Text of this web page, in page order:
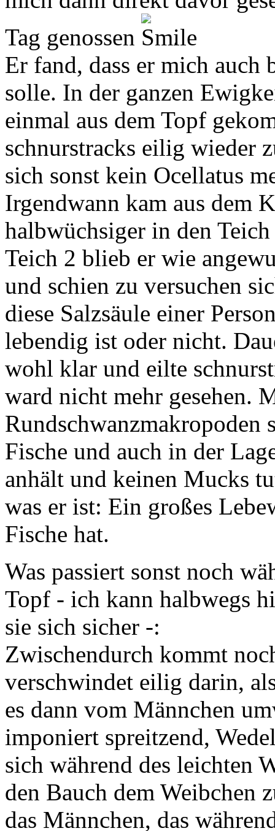
Tag genossen
.
Er fand, dass er mich auch
solle. In der ganzen
einmal aus dem Topf
schnurstracks eilig wieder
sich sonst kein Ocellatus
Irgendwann kam aus dem
halbwüchsiger in den
Teich 2 blieb er wie
und schien zu versuchen
diese Salzsäule einer
lebendig ist oder nicht.
wohl klar und eilte
ward nicht mehr gesehen.
Rundschwanzmakropoden
Fische und auch in der
anhält und keinen Mucks
was er ist: Ein großes
Fische hat.
Was passiert sonst noch
Topf - ich kann halbwegs
sie sich sicher -:
Zwischendurch kommt
verschwindet eilig darin,
es dann vom Männchen
imponiert spreitzend,
sich während des leichten
den Bauch dem Weibchen
das Männchen, das